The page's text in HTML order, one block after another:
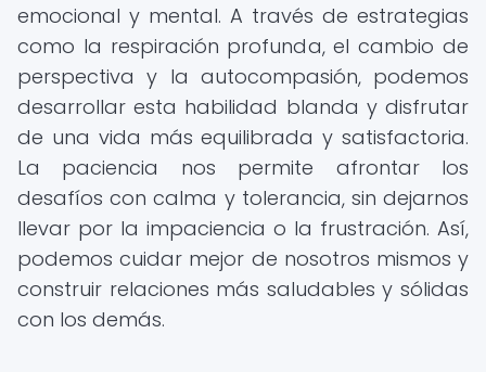
emocional y mental. A través de estrategias
como la respiración profunda, el cambio de
perspectiva y la autocompasión, podemos
desarrollar esta habilidad blanda y disfrutar
de una vida más equilibrada y satisfactoria.
La paciencia nos permite afrontar los
desafíos con calma y tolerancia, sin dejarnos
llevar por la impaciencia o la frustración. Así,
podemos cuidar mejor de nosotros mismos y
construir relaciones más saludables y sólidas
con los demás.